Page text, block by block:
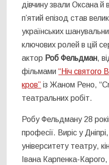
дівчину звали Оксана
п’ятий епізод став
українських
ключових ролей в цій
актор Роб Фельдман,
фільмами“Ніч святого
кров” із Жаном Рено,
театральних робіт.
Робу Фельдману 28
професії. Виріс у
університету театру,
Івана Карпенка-